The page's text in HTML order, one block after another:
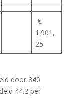
€
1.901,
25
door 840
44.2 per